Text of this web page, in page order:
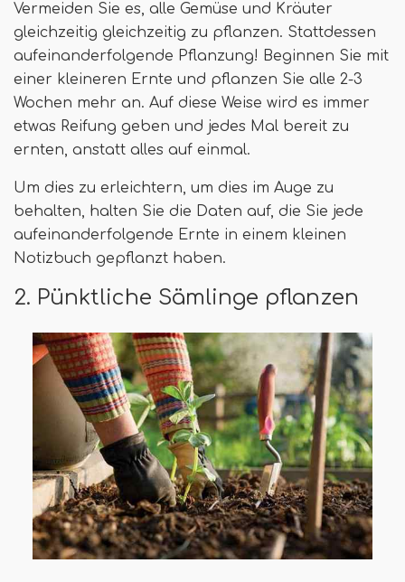
Vermeiden Sie es, alle Gemüse und Kräuter
gleichzeitig gleichzeitig zu pflanzen. Stattdessen
aufeinanderfolgende Pflanzung! Beginnen Sie mit
einer kleineren Ernte und pflanzen Sie alle 2-3
Wochen mehr an. Auf diese Weise wird es immer
etwas Reifung geben und jedes Mal bereit zu
ernten, anstatt alles auf einmal.
Um dies zu erleichtern, um dies im Auge zu
behalten, halten Sie die Daten auf, die Sie jede
aufeinanderfolgende Ernte in einem kleinen
Notizbuch gepflanzt haben.
2. Pünktliche Sämlinge pflanzen